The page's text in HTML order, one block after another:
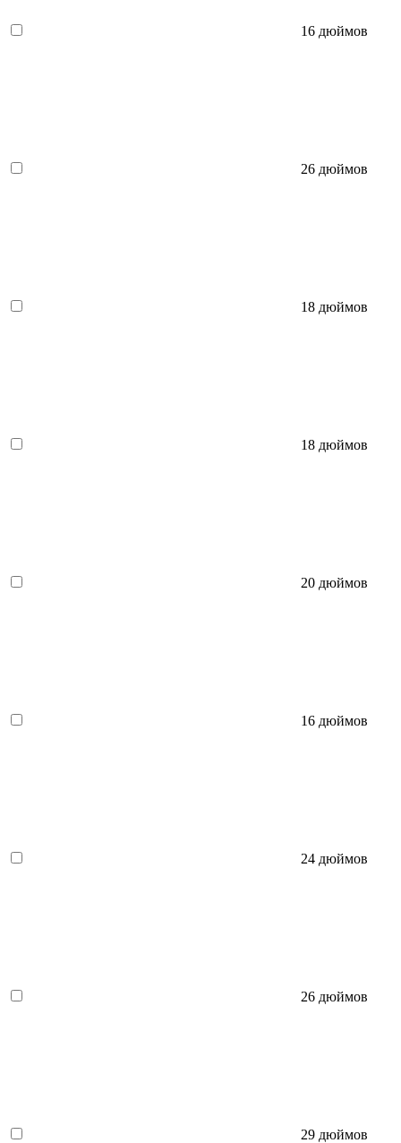
16 дюймов
26 дюймов
18 дюймов
18 дюймов
20 дюймов
16 дюймов
24 дюймов
26 дюймов
29 дюймов